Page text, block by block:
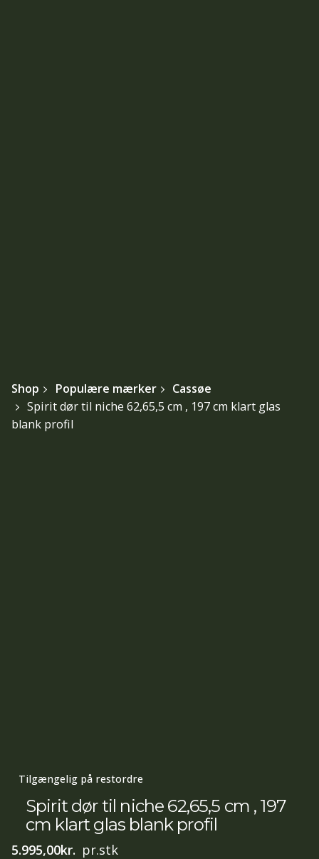
Shop Populære mærker
Cassøe
Spirit dør til niche 62,65,5 cm , 197 cm klart glas
blank profil
Tilgængelig på restordre
Spirit dør til niche 62,65,5 cm , 197
cm klart glas blank profil
5.995,00kr. pr.stk